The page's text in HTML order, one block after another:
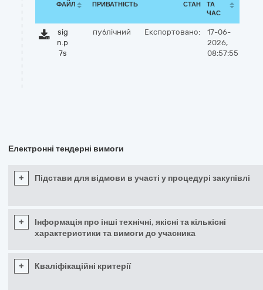
ФАЙЛ ПРИВАТНІСТЬ СТАН
ТА
ЧАС
sig
n.p
7s
публічний Експортовано:
17-06-
2026,
08:57:55
Електронні тендерні вимоги
+ Підстави для відмови в участі у процедурі закупівлі
+
Інформація про інші технічні, якісні та кількісні
характеристики та вимоги до учасника
+ Кваліфікаційні критерії